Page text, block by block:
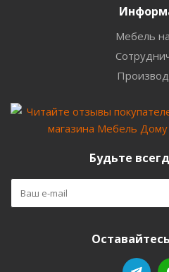
Мебель
Будьте